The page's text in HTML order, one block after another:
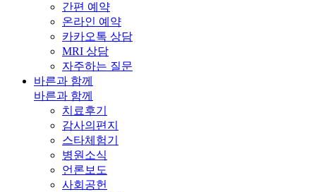
간편 예약
온라인 예약
카카오톡 상담
MRI 상담
자주하는 질문
바른과 함께
바른과 함께
치료후기
감사의편지
스타체험기
병원소식
언론보도
사회공헌